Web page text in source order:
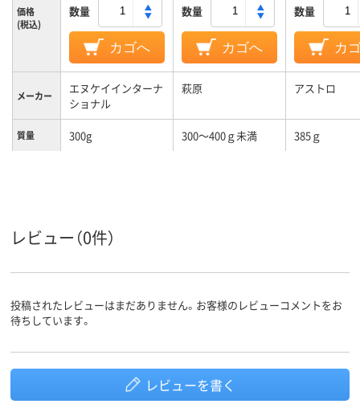
価格
(税込)
数量
カゴへ
数量
カゴへ
数量
カ
メーカー
エヌケイインターナ
ショナル
萩原 アストロ
質量 300g 300～400ｇ未満 385ｇ
レビュー（0件）
投稿されたレビューはまだありません。お客様のレビューコメントをお
待ちしています。
レビューを書く